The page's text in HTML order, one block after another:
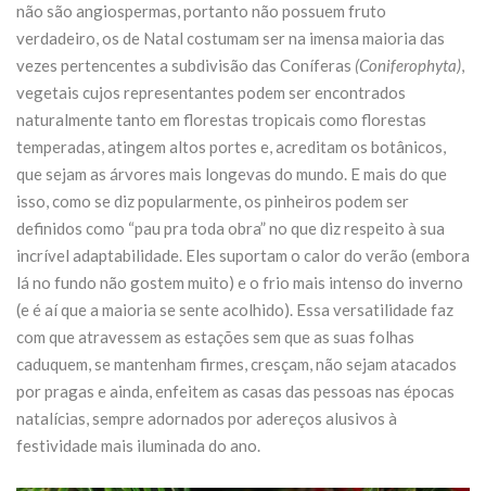
não são angiospermas, portanto não possuem fruto
verdadeiro, os de Natal costumam ser na imensa maioria das
vezes pertencentes a subdivisão das Coníferas (Coniferophyta),
vegetais cujos representantes podem ser encontrados
naturalmente tanto em florestas tropicais como florestas
temperadas, atingem altos portes e, acreditam os botânicos,
que sejam as árvores mais longevas do mundo. E mais do que
isso, como se diz popularmente, os pinheiros podem ser
definidos como “pau pra toda obra” no que diz respeito à sua
incrível adaptabilidade. Eles suportam o calor do verão (embora
lá no fundo não gostem muito) e o frio mais intenso do inverno
(e é aí que a maioria se sente acolhido). Essa versatilidade faz
com que atravessem as estações sem que as suas folhas
caduquem, se mantenham firmes, cresçam, não sejam atacados
por pragas e ainda, enfeitem as casas das pessoas nas épocas
natalícias, sempre adornados por adereços alusivos à
festividade mais iluminada do ano.